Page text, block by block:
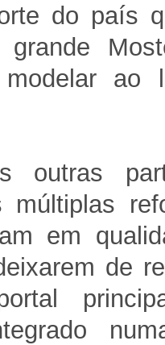
do país
grande
modelar
outras
múltiplas
em
de